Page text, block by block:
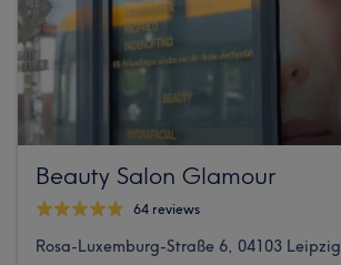
Beauty Salon Glamour
64 reviews
Rosa-Luxemburg-Straße 6, 04103 Leipzig